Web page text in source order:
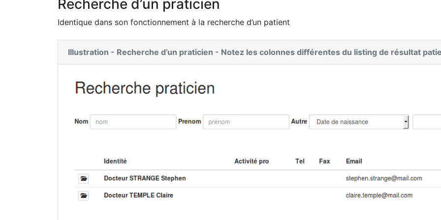
Recherche d’un praticien
Identique dans son fonctionnement à la recherche d’un patient
Illustration - Recherche d’un praticien - Notez les colonnes différentes du listing de résultat